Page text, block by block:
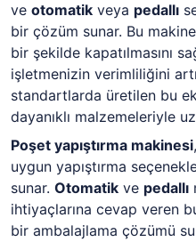
ve otomatik veya pedallı
bir çözüm sunar. Bu
bir şekilde kapatılmasını
işletmenizin verimliliğini
standartlarda üretilen bu
dayanıklı malzemeleriyle
Poşet yapıştırma makinesi
uygun yapıştırma
sunar. Otomatik ve pedallı
ihtiyaçlarına cevap veren
bir ambalajlama çözümü